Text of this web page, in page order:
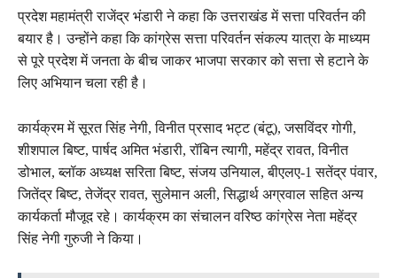
प्रदेश महामंत्री राजेंद्र भंडारी ने कहा कि उत्तराखंड में सत्ता परिवर्तन की
बयार है। उन्होंने कहा कि कांग्रेस सत्ता परिवर्तन संकल्प यात्रा के माध्यम
से पूरे प्रदेश में जनता के बीच जाकर भाजपा सरकार को सत्ता से हटाने के
लिए अभियान चला रही है।
कार्यक्रम में सूरत सिंह नेगी, विनीत प्रसाद भट्ट (बंटू), जसविंदर गोगी,
शीशपाल बिष्ट, पार्षद अमित भंडारी, रॉबिन त्यागी, महेंद्र रावत, विनीत
डोभाल, ब्लॉक अध्यक्ष सरिता बिष्ट, संजय उनियाल, बीएलए-1 सतेंद्र पंवार,
जितेंद्र बिष्ट, तेजेंद्र रावत, सुलेमान अली, सिद्धार्थ अग्रवाल सहित अन्य
कार्यकर्ता मौजूद रहे। कार्यक्रम का संचालन वरिष्ठ कांग्रेस नेता महेंद्र
सिंह नेगी गुरुजी ने किया।